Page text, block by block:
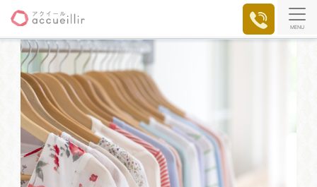
MENU